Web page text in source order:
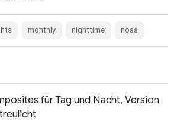
monthly nighttime noaa
für Tag und Nacht, Version